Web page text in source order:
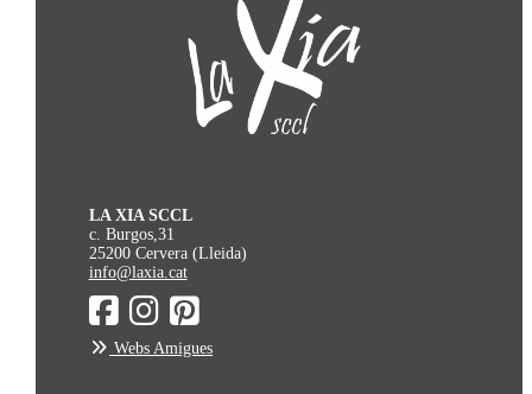
LA XIA SCCL
c. Burgos,31
25200 Cervera (Lleida)
info@laxia.cat
Webs Amigues